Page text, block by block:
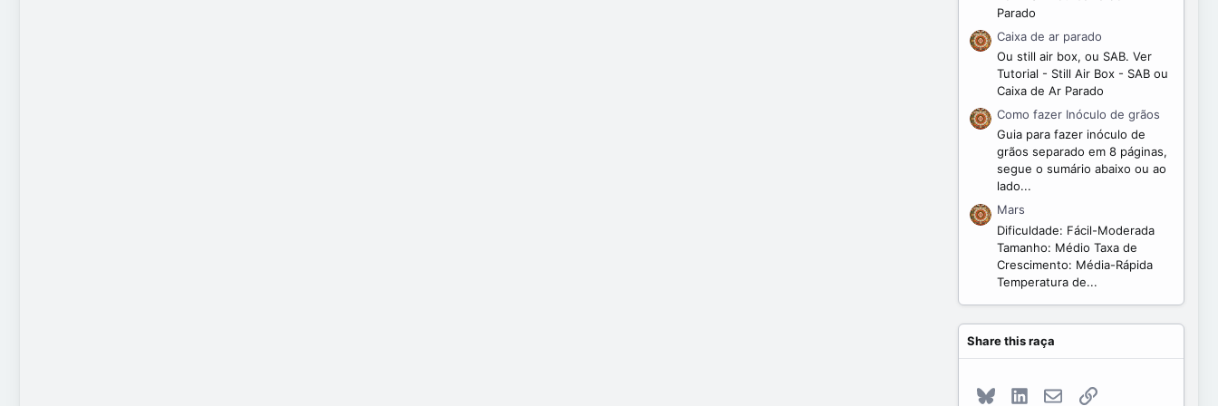
Parado
Caixa de ar parado
Ou still air box, ou SAB. Ver
Tutorial - Still Air Box - SAB ou
Caixa de Ar Parado
Como fazer Inóculo de grãos
Guia para fazer inóculo de
grãos separado em 8 páginas,
segue o sumário abaixo ou ao
lado...
Mars
Dificuldade: Fácil-Moderada
Tamanho: Médio Taxa de
Crescimento: Média-Rápida
Temperatura de...
Share this raça
Bluesky LinkedInE-mailLink